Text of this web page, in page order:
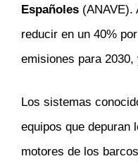
Españoles (ANAVE).
reducir en un 40%
emisiones para
Los sistemas
equipos que depuran
motores de los